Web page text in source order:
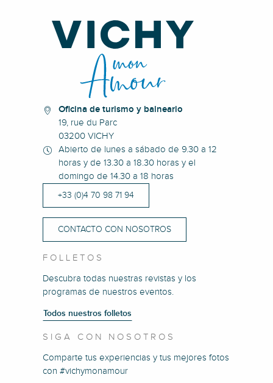
Oficina de turismo y balneario
19, rue du Parc
03200 VICHY
Abierto de lunes a sábado de 9.30 a 12
horas y de 13.30 a 18.30 horas y el
domingo de 14.30 a 18 horas
+33 (0)4 70 98 71 94
CONTACTO CON NOSOTROS
FOLLETOS
Descubra todas nuestras revistas y los
programas de nuestros eventos.
Todos nuestros folletos
SIGA CON NOSOTROS
Comparte tus experiencias y tus mejores fotos
con #vichymonamour